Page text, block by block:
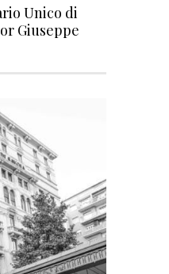
Unico di
Giuseppe